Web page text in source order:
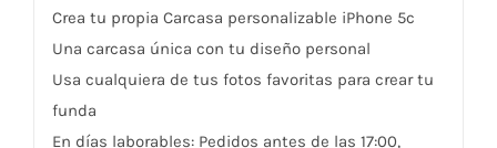
Crea tu propia Carcasa personalizable iPhone 5c
Una carcasa única con tu diseño personal
Usa cualquiera de tus fotos favoritas para crear tu
funda
En días laborables: Pedidos antes de las 17:00,